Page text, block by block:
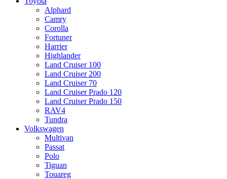
Alphard
Camry
Corolla
Fortuner
Harrier
Highlander
Land Cruiser 100
Land Cruiser 200
Land Cruiser 70
Land Cruiser Prado 120
Land Cruiser Prado 150
RAV4
Tundra
Volkswagen
Multivan
Passat
Polo
Tiguan
Touareg